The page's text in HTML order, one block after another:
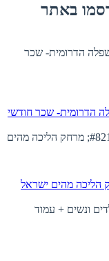
באתר
הדרומית- שכר חודשי
הליכה מהים ישראל